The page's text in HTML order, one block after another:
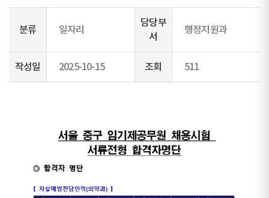
분류 일자리
담당부
서
행정지원과
작성일 2025-10-15 조회 511